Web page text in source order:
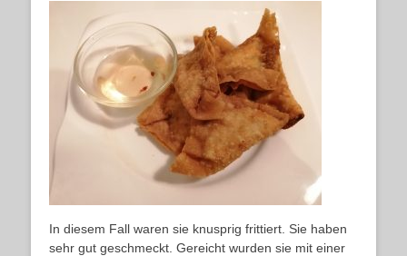
In diesem Fall waren sie knusprig frittiert. Sie haben
sehr gut geschmeckt. Gereicht wurden sie mit einer